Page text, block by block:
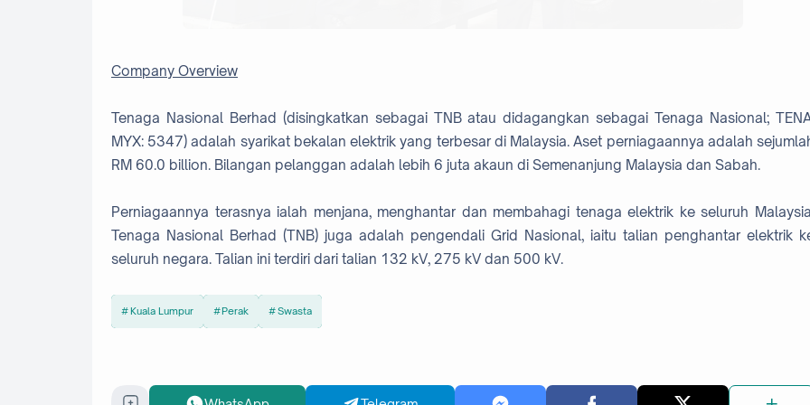
Company Overview
Tenaga Nasional Berhad (disingkatkan sebagai TNB atau didagangkan sebagai Tenaga Nasional;
MYX: 5347) adalah syarikat bekalan elektrik yang terbesar di Malaysia. Aset perniagaannya adalah
RM 60.0 billion. Bilangan pelanggan adalah lebih 6 juta akaun di Semenanjung Malaysia dan Sabah.
Perniagaannya terasnya ialah menjana, menghantar dan membahagi tenaga elektrik ke seluruh
Tenaga Nasional Berhad (TNB) juga adalah pengendali Grid Nasional, iaitu talian penghantar elektrik
seluruh negara. Talian ini terdiri dari talian 132 kV, 275 kV dan 500 kV.
Kuala Lumpur Perak Swasta